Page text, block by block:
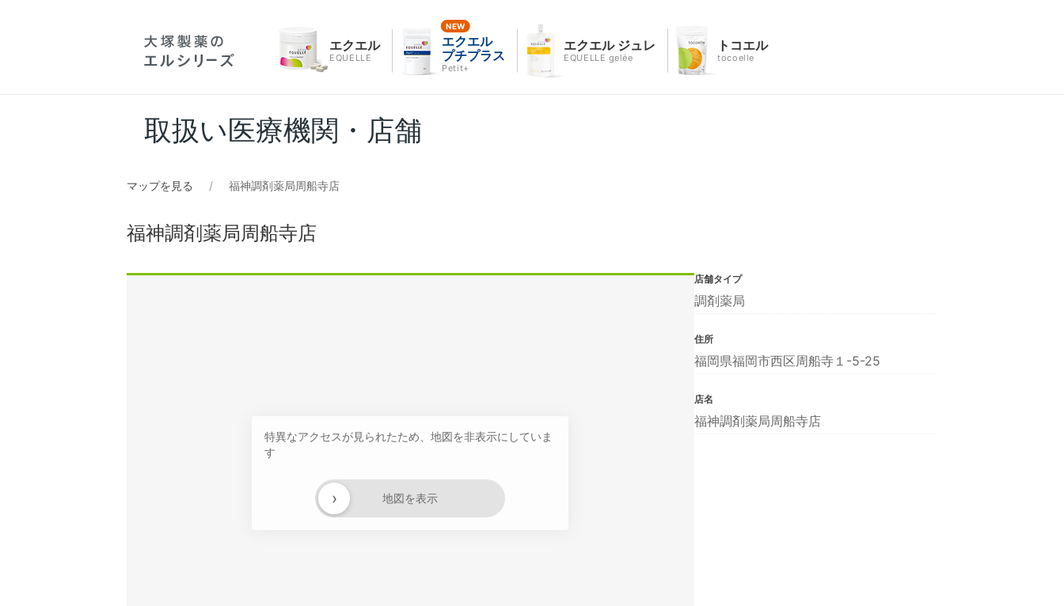
エクエル
EQUELLE
エクエル
プチプラス
Petit+
エクエル ジュレ
EQUELLE gelée
トコエル
tocoelle
取扱い医療機関・店舗
マップを見る 福神調剤薬局周船寺店
福神調剤薬局周船寺店
特異なアクセスが見られたため、地図を非表示にしていま
す
地図を表示
›
店舗タイプ
調剤薬局
住所
福岡県福岡市西区周船寺１-5-25
店名
福神調剤薬局周船寺店